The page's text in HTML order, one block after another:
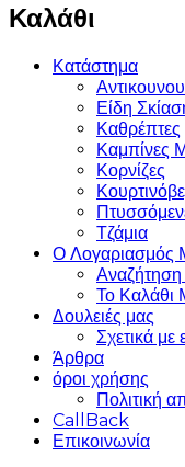
Καλάθι
Κατάστημα
Είδη
Καθρέπτες
Καμπίνες
Κορνίζες
Τζάμια
Ο Λογαριασμός
Το Καλάθι
Δουλειές μας
Σχετικά με
Άρθρα
όροι χρήσης
Πολιτική
CallBack
Επικοινωνία